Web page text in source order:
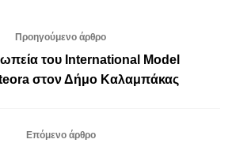
Προηγούμενο άρθρο
του International Model
στον Δήμο Καλαμπάκας
Επόμενο άρθρο